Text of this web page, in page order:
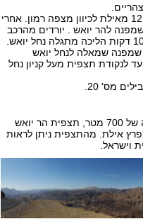
יוצאים מאילת ברכב דרך כביש מס' 12 מאילת לכיוון מצפה רמון. אחרי
בשלט שמפנה להר יואש . יורדים מהרכב
וממשיכים בשביל בין אבני חול צבעוניות. אחרי כ- 10 דקות הליכה ‏מתגלה נחל יואש.
שמפנה שמאלה לנחל יואש
לנקודת תצפית מעל קניון נחל
מס' 20.‏
ההר נקרא על שם יואש, אחד ממלכי יהודה. מגובה של 700 מטר, תצפית הר יואש
אילת.‏ מהתצפית ניתן לראות
וישרא‏ל.